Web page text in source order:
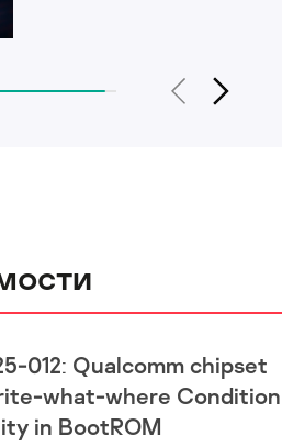
012: Qualcomm chipset
what-where Condition
in BootROM